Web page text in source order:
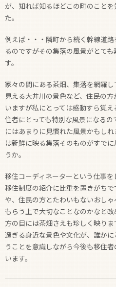
が、知れば知るほどこの町のこと
た。
例えば・・・隣町から続く幹線道
るのですがその集落の風景がとて
す。
家々の間にある茶畑、集落を網羅
見える大井川の景色など、住民の
いますが私にとっては感動すら覚
住者にとっても特別な風景になる
にはあまりに見慣れた風景かもし
は新鮮に映る集落そのものがすで
うか。
移住コーディネーターという仕事
移住制度の紹介に比重を置きがち
や、住民の方とたわいもないおし
もらう上で大切なことなのかなと
方の目には茶畑さえも珍しく映り
過ぎる身近な景色や文化が、誰か
うことを意識しながら今後も移住
います。